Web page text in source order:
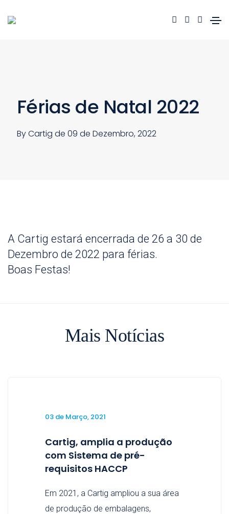
Férias de Natal 2022
By Cartig de 09 de Dezembro, 2022
A Cartig estará encerrada de 26 a 30 de
Dezembro de 2022 para férias.
Boas Festas!
Mais Notícias
03 de Março, 2021
Cartig, amplia a produção
com Sistema de pré-
requisitos HACCP
Em 2021, a Cartig ampliou a sua área
de produção de embalagens,